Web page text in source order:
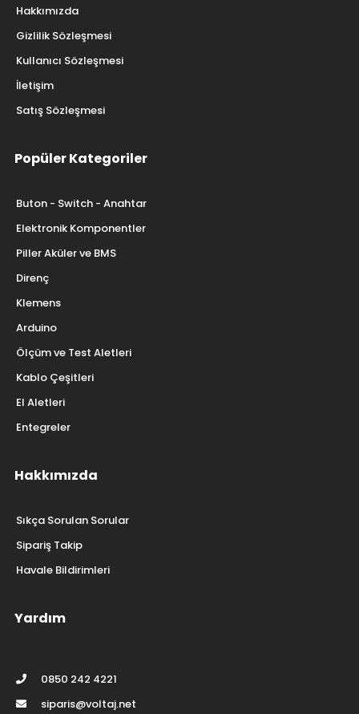
Hakkımızda
Gizlilik Sözleşmesi
Kullanıcı Sözleşmesi
İletişim
Satış Sözleşmesi
Popüler Kategoriler
Buton - Switch - Anahtar
Elektronik Komponentler
Piller Aküler ve BMS
Direnç
Klemens
Arduino
Ölçüm ve Test Aletleri
Kablo Çeşitleri
El Aletleri
Entegreler
Hakkımızda
Sıkça Sorulan Sorular
Sipariş Takip
Havale Bildirimleri
Yardım
0850 242 4221
siparis@voltaj.net